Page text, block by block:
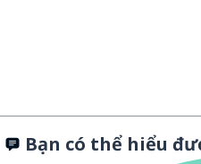
gì?
Bạn có thể hiểu được phim Trung Quốc